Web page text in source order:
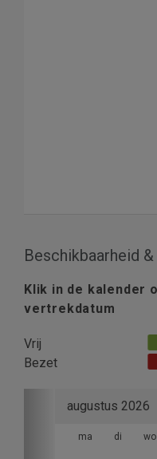
Beschikbaarheid
Klik in de kalender
vertrekdatum
Vrij
Bezet
augustus 2026
ma di wo
Previous